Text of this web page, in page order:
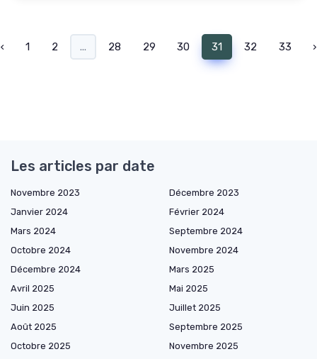
‹ 1 2 ... 28 29 30 31 32 33 ›
Les articles par date
Novembre 2023
Décembre 2023
Janvier 2024
Février 2024
Mars 2024
Septembre 2024
Octobre 2024
Novembre 2024
Décembre 2024
Mars 2025
Avril 2025
Mai 2025
Juin 2025
Juillet 2025
Août 2025
Septembre 2025
Octobre 2025
Novembre 2025